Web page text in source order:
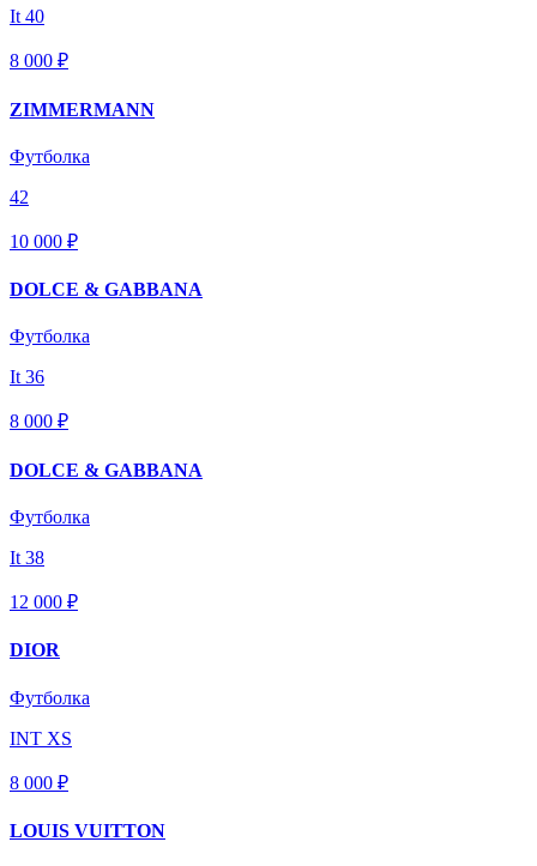
It 40
8 000 ₽
ZIMMERMANN
Футболка
42
10 000 ₽
DOLCE & GABBANA
Футболка
It 36
8 000 ₽
DOLCE & GABBANA
Футболка
It 38
12 000 ₽
DIOR
Футболка
INT XS
8 000 ₽
LOUIS VUITTON